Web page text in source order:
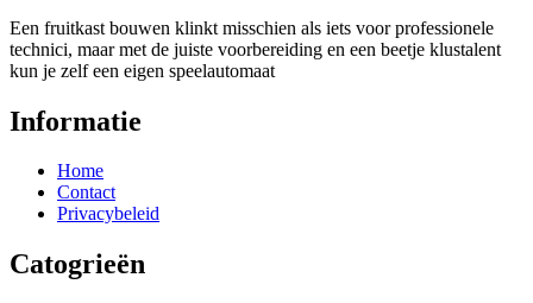
Een fruitkast bouwen klinkt misschien als iets voor professionele
technici, maar met de juiste voorbereiding en een beetje klustalent
kun je zelf een eigen speelautomaat
Informatie
Home
Contact
Privacybeleid
Catogrieën